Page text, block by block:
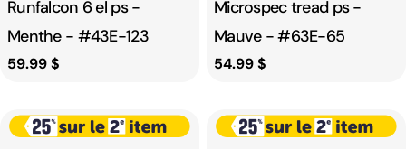
Runfalcon 6 el ps -
Menthe - #43E-123
Prix
59.99 $
Microspec tread ps -
Mauve - #63E-65
Prix
54.99 $